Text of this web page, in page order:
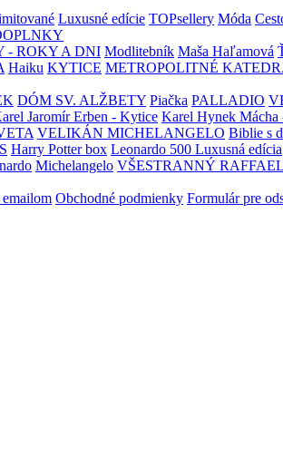
Luxusné edície TOPsellery Móda
- ROKY A DNI Modlitebník Maša Haľamová
Haiku KYTICE METROPOLITNÉ
DÓM SV. ALŽBETY Piačka PALLADIO
Jaromír Erben - Kytice Karel Hynek Mácha
VELIKÁN MICHELANGELO Biblie s
Harry Potter box Leonardo 500 Luxusná edícia
Michelangelo VŠESTRANNÝ
Obchodné podmienky Formulár pre